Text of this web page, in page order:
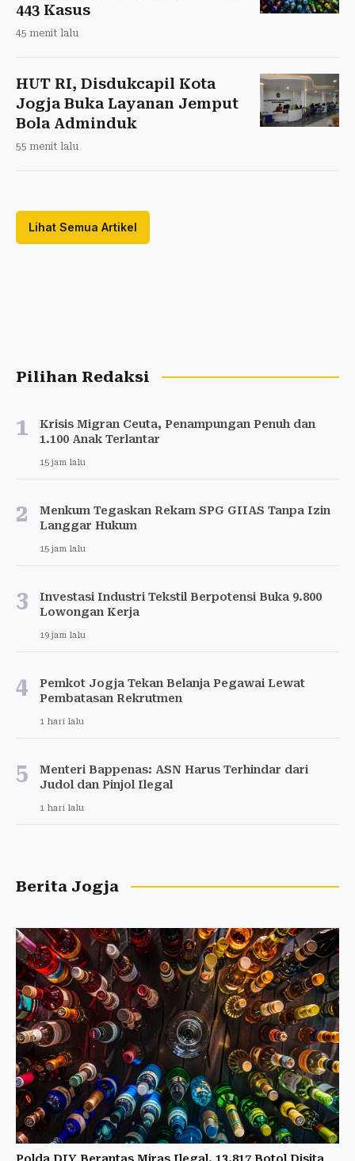
443 Kasus
45 menit lalu
HUT RI, Disdukcapil Kota
Jogja Buka Layanan Jemput
Bola Adminduk
55 menit lalu
Lihat Semua Artikel
Pilihan Redaksi
1
Krisis Migran Ceuta, Penampungan Penuh dan
1.100 Anak Terlantar
15 jam lalu
2
Menkum Tegaskan Rekam SPG GIIAS Tanpa Izin
Langgar Hukum
15 jam lalu
3
Investasi Industri Tekstil Berpotensi Buka 9.800
Lowongan Kerja
19 jam lalu
4
Pemkot Jogja Tekan Belanja Pegawai Lewat
Pembatasan Rekrutmen
1 hari lalu
5
Menteri Bappenas: ASN Harus Terhindar dari
Judol dan Pinjol Ilegal
1 hari lalu
Berita Jogja
Polda DIY Berantas Miras Ilegal, 13.817 Botol Disita